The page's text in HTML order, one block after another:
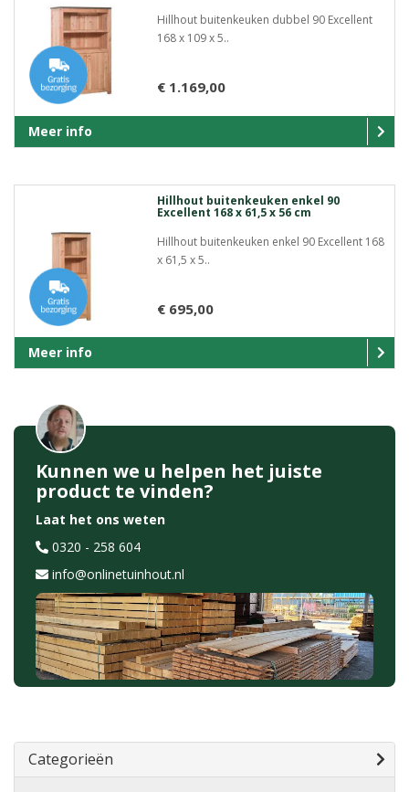
Categorieën
Hillhout buitenkeuken dubbel 90 Excellent
168 x 109 x 5..
€ 1.169,00
Meer info
Hillhout buitenkeuken enkel 90
Excellent 168 x 61,5 x 56 cm
Hillhout buitenkeuken enkel 90 Excellent 168
x 61,5 x 5..
€ 695,00
Meer info
Kunnen we u helpen het juiste
product te vinden?
Laat het ons weten
0320 - 258 604
info@onlinetuinhout.nl